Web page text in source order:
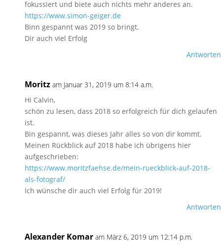
fokussiert und biete auch nichts mehr anderes an.
https://www.simon-geiger.de
Binn gespannt was 2019 so bringt.
Dir auch viel Erfolg
Antworten
Moritz am Januar 31, 2019 um 8:14 a.m.
Hi Calvin,
schön zu lesen, dass 2018 so erfolgreich für dich gelaufen
ist.
Bin gespannt, was dieses Jahr alles so von dir kommt.
Meinen Rückblick auf 2018 habe ich übrigens hier
aufgeschrieben:
https://www.moritzfaehse.de/mein-rueckblick-auf-2018-
als-fotograf/
Ich wünsche dir auch viel Erfolg für 2019!
Antworten
Alexander Komar am März 6, 2019 um 12:14 p.m.